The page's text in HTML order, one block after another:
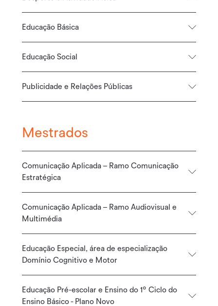
Educação Básica
Educação Social
Publicidade e Relações Públicas
Mestrados
Comunicação Aplicada – Ramo Comunicação
Estratégica
Comunicação Aplicada – Ramo Audiovisual e
Multimédia
Educação Especial, área de especialização
Domínio Cognitivo e Motor
Educação Pré-escolar e Ensino do 1º Ciclo do
Ensino Básico - Plano Novo